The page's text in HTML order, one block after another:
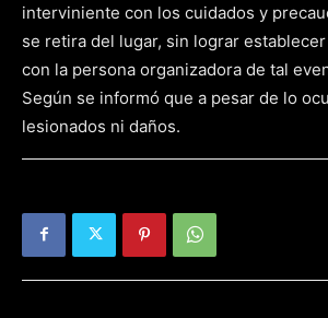
interviniente con los cuidados y
se retira del lugar, sin lograr
con la persona organizadora de tal
Según se informó que a pesar de lo
lesionados ni daños.